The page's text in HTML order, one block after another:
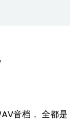
音档， 全都是